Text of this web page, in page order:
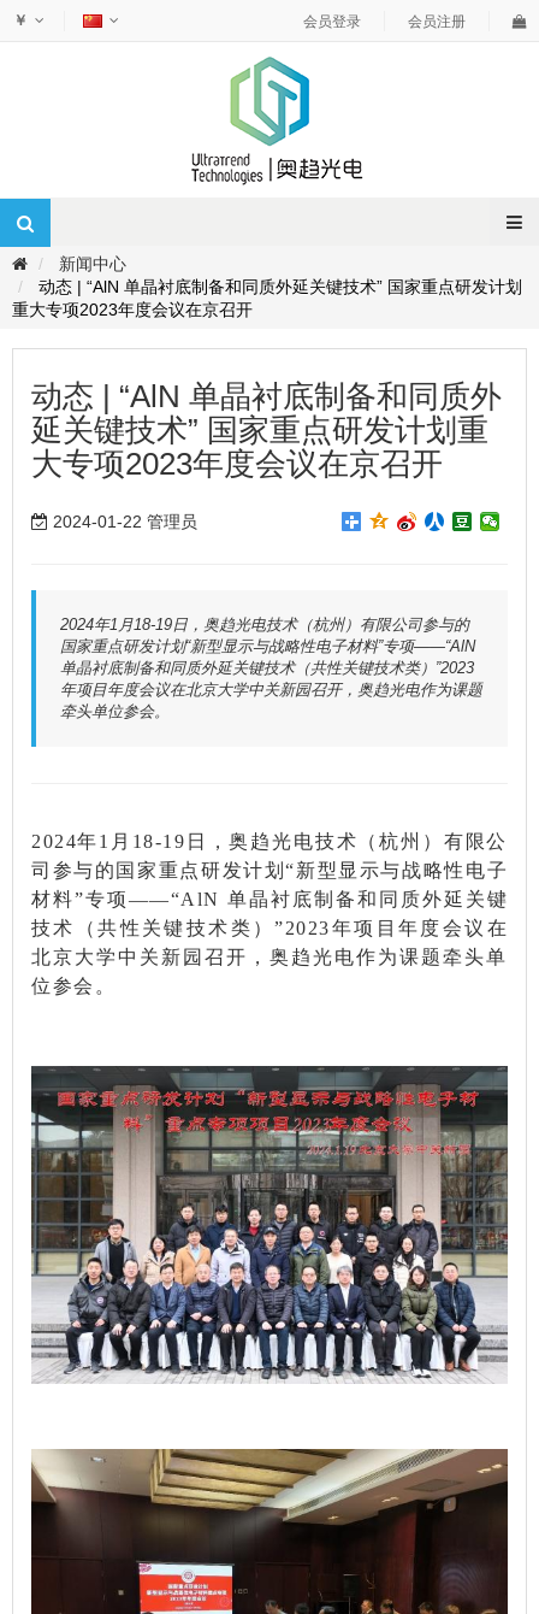
￥ 会员登录 会员注册
新闻中心
动态 | “AlN 单晶衬底制备和同质外延关键技术” 国家重点研发计划
重大专项2023年度会议在京召开
动态 | “AlN 单晶衬底制备和同质外
延关键技术” 国家重点研发计划重
大专项2023年度会议在京召开
2024-01-22 管理员
2024年1月18-19日，奥趋光电技术（杭州）有限公司参与的
国家重点研发计划“新型显示与战略性电子材料”专项——“AlN
单晶衬底制备和同质外延关键技术（共性关键技术类）”2023
年项目年度会议在北京大学中关新园召开，奥趋光电作为课题
牵头单位参会。
2024年1月18-19日，奥趋光电技术（杭州）有限公
司参与的国家重点研发计划“新型显示与战略性电子
材料”专项——“AlN 单晶衬底制备和同质外延关键
技术（共性关键技术类）”2023年项目年度会议在
北京大学中关新园召开，奥趋光电作为课题牵头单
位参会。